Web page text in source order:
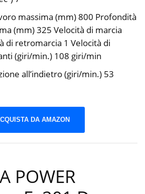
massima (mm) 800 Profondità
(mm) 325 Velocità di marcia
di retromarcia 1 Velocità di
(giri/min.) 108 giri/min
all’indietro (giri/min.) 53
DA AMAZON
POWER